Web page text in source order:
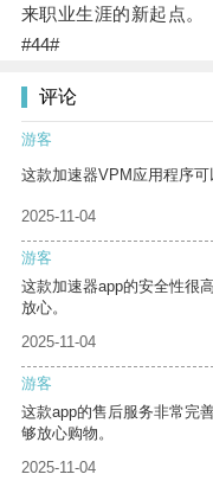
来职业生涯的新起点。
#44#
评论
游客
这款加速器VPM应用程序可
2025-11-04
游客
这款加速器app的安全性很
放心。
2025-11-04
游客
这款app的售后服务非常完
够放心购物。
2025-11-04